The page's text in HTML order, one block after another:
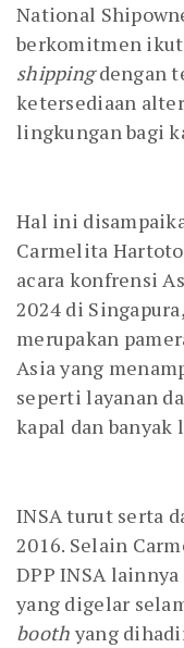
National
berkomitmen
shippingdengan
ketersediaan
lingkungan bagi
Hal ini
Carmelita
acara konfrensi
2024 di
merupakan
Asia yang
seperti layanan
kapal dan banyak
INSA turut serta
2016. Selain
DPP INSA lainnya
yang digelar
booth yang